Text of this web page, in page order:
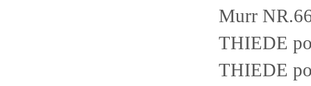
Murr
THIEDE
THIEDE